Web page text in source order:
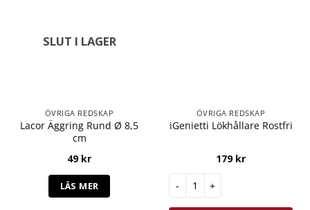
SLUT I LAGER
ÖVRIGA REDSKAP
Lacor Äggring Rund Ø 8,5
cm
49 kr
LÄS MER
ÖVRIGA REDSKAP
iGenietti Lökhållare Rostfri
179 kr
iGenietti Lökhållare Rostfri